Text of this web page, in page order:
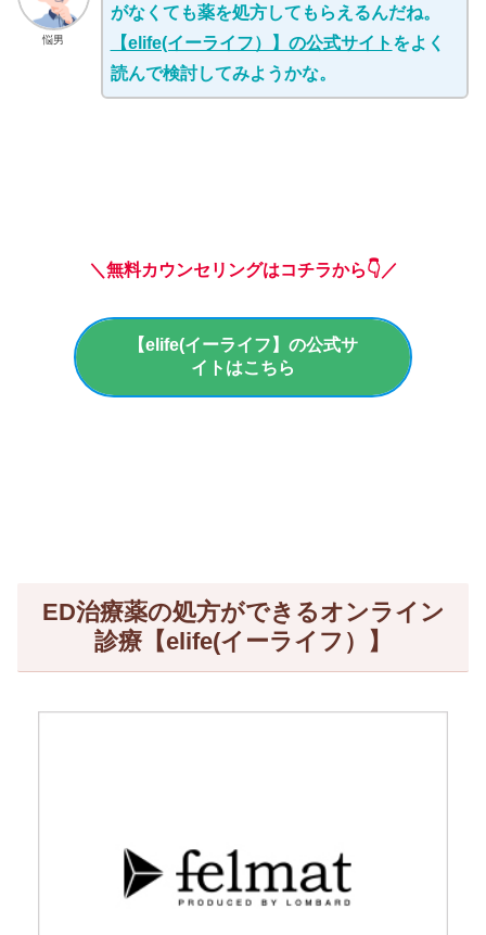
悩男
がなくても薬を処方してもらえるんだね。
【elife(イーライフ）】の公式サイト をよく
読んで検討してみようかな。
＼無料カウンセリングはコチラから👇／
【elife(イーライフ】の公式サ
イトはこちら
ED治療薬の処方ができるオンライン
診療【elife(イーライフ）】